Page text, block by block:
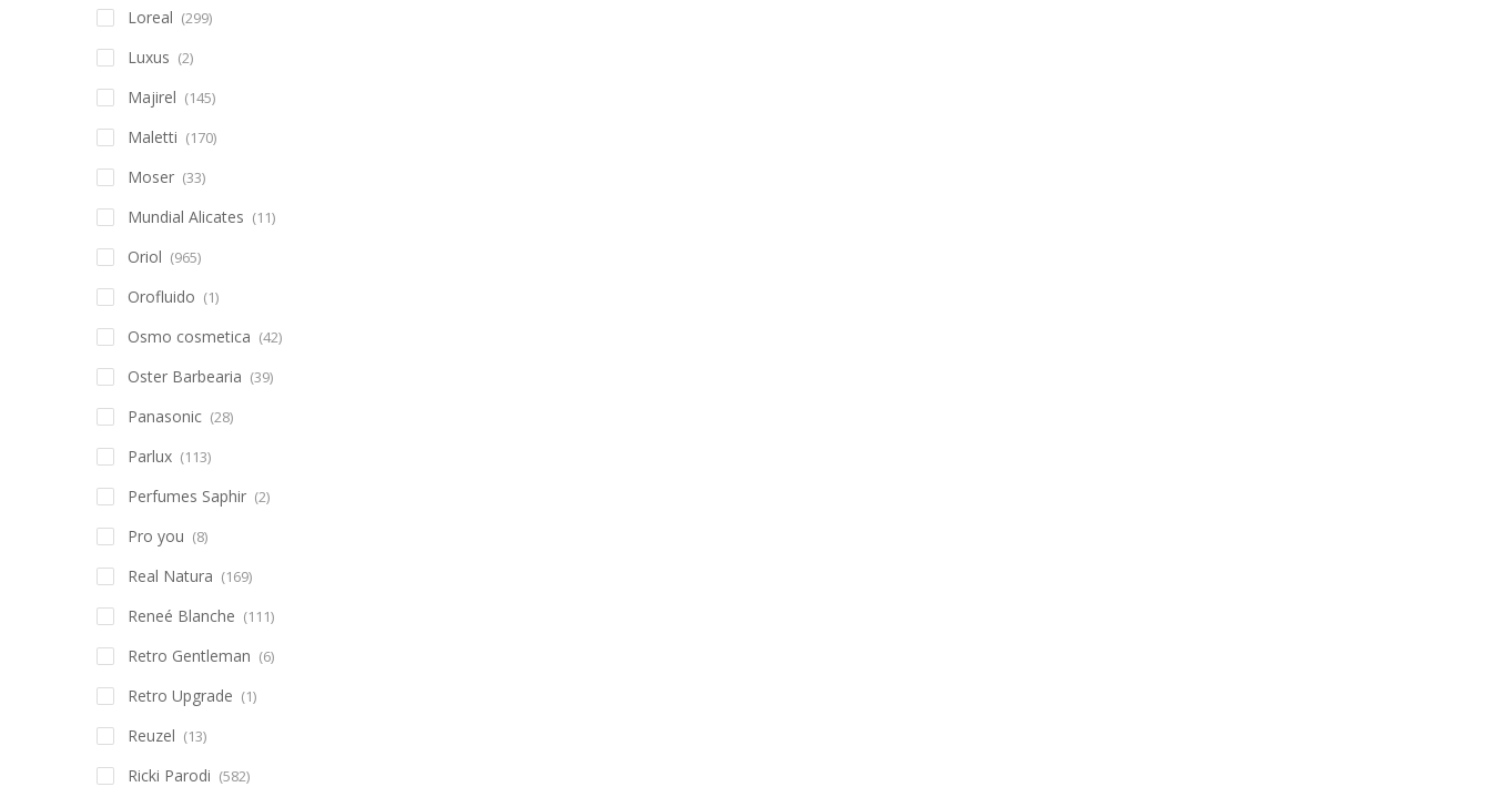
Loreal (299)
Luxus (2)
Majirel (145)
Maletti (170)
Moser (33)
Mundial Alicates (11)
Oriol (965)
Orofluido (1)
Osmo cosmetica (42)
Oster Barbearia (39)
Panasonic (28)
Parlux (113)
Perfumes Saphir (2)
Pro you (8)
Real Natura (169)
Reneé Blanche (111)
Retro Gentleman (6)
Retro Upgrade (1)
Reuzel (13)
Ricki Parodi (582)